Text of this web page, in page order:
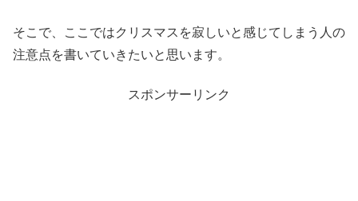
そこで、ここではクリスマスを寂しいと感じてしまう人の
注意点を書いていきたいと思います。
スポンサーリンク